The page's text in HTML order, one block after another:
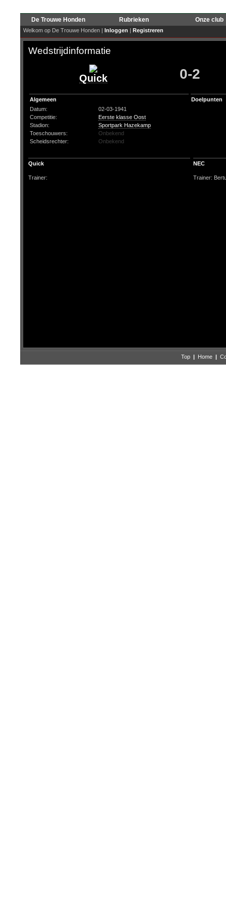
De Trouwe Honden Rubrieken Onze club
Welkom op De Trouwe Honden | Inloggen | Registreren
Wedstrijdinformatie
Quick 0-2
Algemeen
Datum:
02-03-1941
Competitie:
Eerste klasse Oost
Stadion:
Sportpark Hazekamp
Toeschouwers:
Onbekend
Scheidsrechter:
Onbekend
Doelpunten
Quick NEC
Trainer: Trainer:
Top | Home |